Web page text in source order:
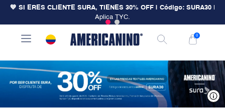
💙 SI ERES CLIENTE SURA, TIENES 30% OFF | Código: SURA30
Aplica TYC.
0